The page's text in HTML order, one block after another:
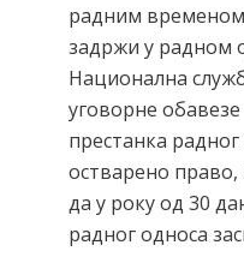
радним
задржи у радном
Национална
уговорне обавезе
престанка радног
оствaрено право,
да у року од 30
радног односа